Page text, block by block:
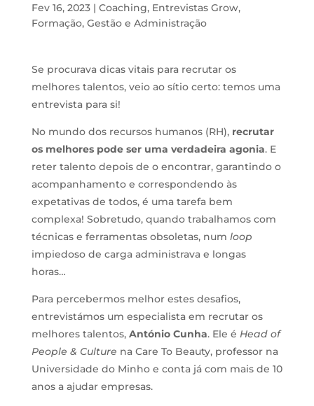
Fev 16, 2023| Coaching, Entrevistas Grow,
Formação, Gestão e Administração
Se procurava dicas vitais para recrutar os
melhores talentos, veio ao sítio certo: temos uma
entrevista para si!
No mundo dos recursos humanos (RH), recrutar
os melhores pode ser uma verdadeira agonia. E
reter talento depois de o encontrar, garantindo o
acompanhamento e correspondendo às
expetativas de todos, é uma tarefa bem
complexa! Sobretudo, quando trabalhamos com
técnicas e ferramentas obsoletas, num loop
impiedoso de carga administrava e longas
horas…
Para percebermos melhor estes desafios,
entrevistámos um especialista em recrutar os
melhores talentos, António Cunha. Ele é Head of
People & Culture na Care To Beauty, professor na
Universidade do Minho e conta já com mais de 10
anos a ajudar empresas.